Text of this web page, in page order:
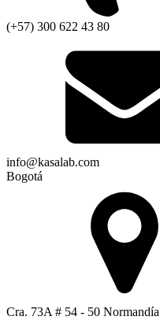
(+57) 300 622 43 80
info@kasalab.com
Bogotá
Cra. 73A # 54 - 50 Normandía